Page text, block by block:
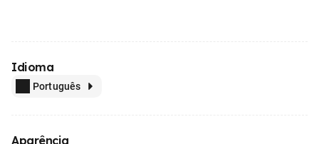
Idioma
Português
Aparência